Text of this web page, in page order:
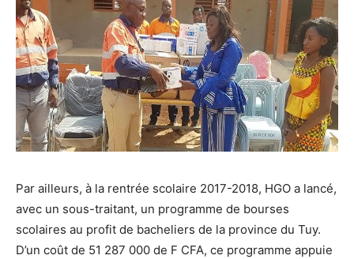
Par ailleurs, à la rentrée scolaire 2017-2018, HGO a lancé,
avec un sous-traitant, un programme de bourses
scolaires au profit de bacheliers de la province du Tuy.
D’un coût de 51 287 000 de F CFA, ce programme appuie